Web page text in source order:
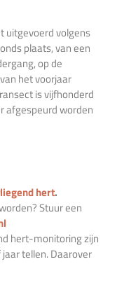
uitgevoerd volgens
plaats, van een
op de
het voorjaar
is vijfhonderd
afgespeurd worden
hert.
Stuur een
hert-monitoring zijn
tellen. Daarover